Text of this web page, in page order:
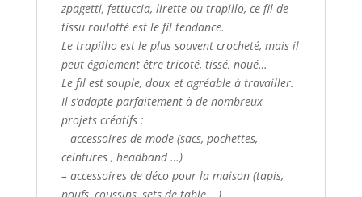
zpagetti, fettuccia, lirette ou trapillo, ce fil de
tissu roulotté est le fil tendance.
Le trapilho est le plus souvent crocheté, mais il
peut également être tricoté, tissé, noué…
Le fil est souple, doux et agréable à travailler.
Il s’adapte parfaitement à de nombreux
projets créatifs :
– accessoires de mode (sacs, pochettes,
ceintures , headband …)
– accessoires de déco pour la maison (tapis,